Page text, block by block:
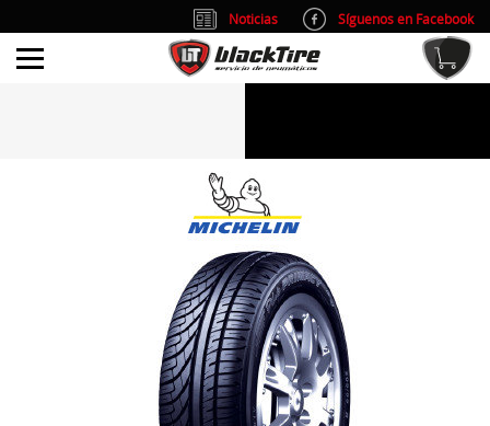
Noticias
Síguenos en Facebook
info@blacktire.es
Atención al cliente: L/V 9:00-14:00 y 15:00-19:00